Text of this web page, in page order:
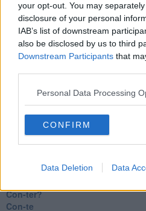
your opt-out. You may
disclosure of your personal
IAB’s list of downstream
also be disclosed by us to third
Downstream Participants that
Personal Data Processing
CONFIRM
Data Deletion Data
Luana
​Ci vuole Fedez
​Cronaca di un vaccino
​Liberazione
Esternazioni
Vaxzevria
​Ricorrenze e celebrazioni
Marte
​Crapa pelada
​I soliti noti
Arie
No profit
Con-ter?
​Con-te